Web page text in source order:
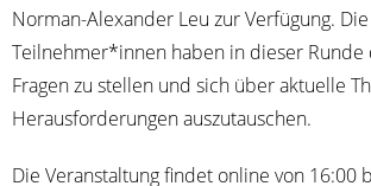
Nor­man-Alex­an­der Leu zur Ver­fü­gung. Die
Teilnehmer*innen haben in die­ser Run­de
Fra­gen zu stel­len und sich über aktu­el­le
Her­aus­for­de­run­gen auszutauschen.
Die Ver­an­stal­tung fin­det online von 16:00